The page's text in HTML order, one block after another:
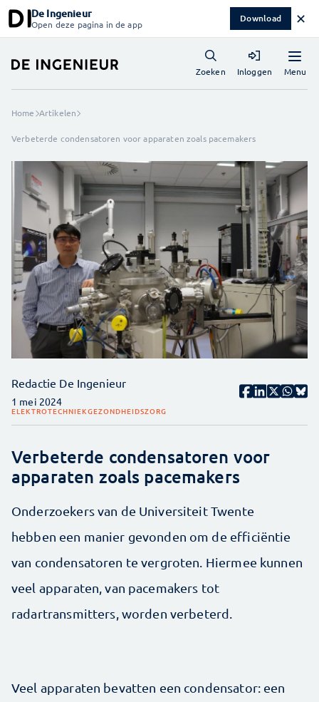
De Ingenieur
Open deze pagina in de app Download ✕
Menu
Zoeken Inloggen
Home Artikelen
Verbeterde condensatoren voor apparaten zoals pacemakers
Redactie De Ingenieur
1 mei 2024
ELEKTROTECHNIEKGEZONDHEIDSZORG
Verbeterde condensatoren voor
apparaten zoals pacemakers
Onderzoekers van de Universiteit Twente
hebben een manier gevonden om de efficiëntie
van condensatoren te vergroten. Hiermee kunnen
veel apparaten, van pacemakers tot
radartransmitters, worden verbeterd.
Veel apparaten bevatten een condensator: een